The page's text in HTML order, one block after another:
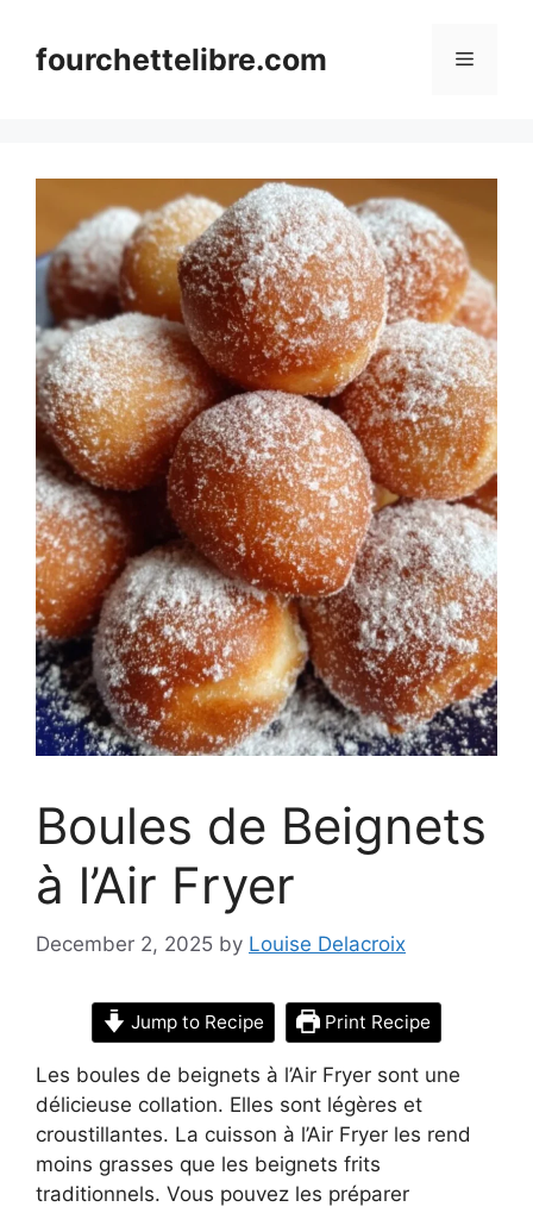
contentfourchettelibre.com Menu
Boules de Beignets
à l’Air Fryer
December 2, 2025 by Louise Delacroix
Jump to Recipe Print Recipe
Les boules de beignets à l’Air Fryer sont une
délicieuse collation. Elles sont légères et
croustillantes. La cuisson à l’Air Fryer les rend
moins grasses que les beignets frits
traditionnels. Vous pouvez les préparer